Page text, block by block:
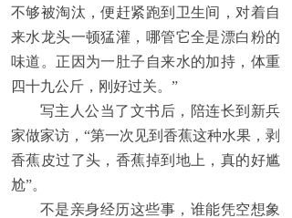
不够被淘汰，便赶紧跑到卫生间，对着自
来水龙头一顿猛灌，哪管它全是漂白粉的
味道。正因为一肚子自来水的加持，体重
四十九公斤，刚好过关。”
写主人公当了文书后，陪连长到新兵
家做家访，“第一次见到香蕉这种水果，剥
香蕉皮过了头，香蕉掉到地上，真的好尴
尬”。
不是亲身经历这些事，谁能凭空想象